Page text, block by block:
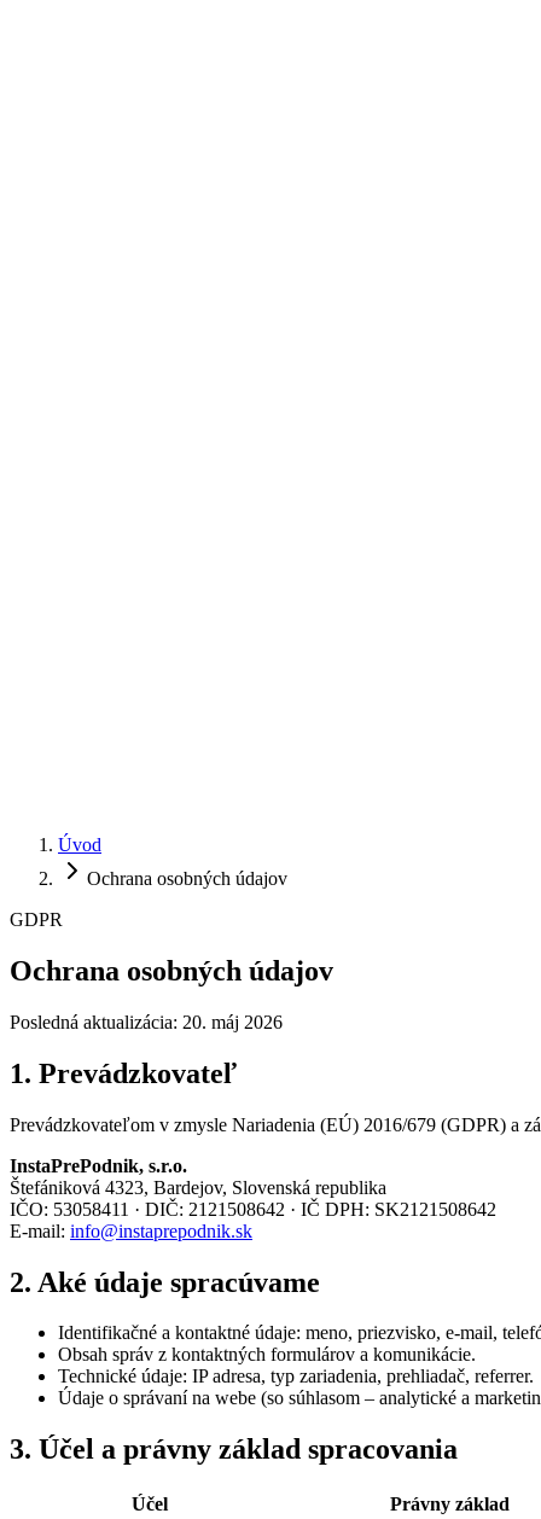
Úvod
Ochrana osobných údajov
GDPR
Ochrana osobných údajov
Posledná aktualizácia: 20. máj 2026
1. Prevádzkovateľ
Prevádzkovateľom v zmysle Nariadenia (EÚ) 2016/679 (GDPR) a
InstaPrePodnik, s.r.o.
Štefániková 4323, Bardejov, Slovenská republika
IČO: 53058411 · DIČ: 2121508642 · IČ DPH: SK2121508642
E-mail: info@instaprepodnik.sk
2. Aké údaje spracúvame
Identifikačné a kontaktné údaje: meno, priezvisko, e-mail,
Obsah správ z kontaktných formulárov a komunikácie.
Technické údaje: IP adresa, typ zariadenia, prehliadač, referrer.
Údaje o správaní na webe (so súhlasom – analytické a
3. Účel a právny základ spracovania
Účel
Právny základ